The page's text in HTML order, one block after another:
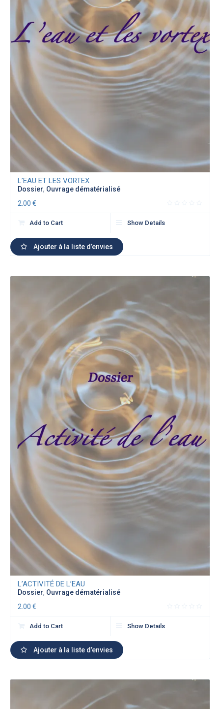
L’EAU ET LES VORTEX
Dossier, Ouvrage dématérialisé
2.00€
Add to Cart Show Details
Ajouter à la liste d’envies
L’ACTIVITÉ DE L’EAU
Dossier, Ouvrage dématérialisé
2.00€
Add to Cart Show Details
Ajouter à la liste d’envies